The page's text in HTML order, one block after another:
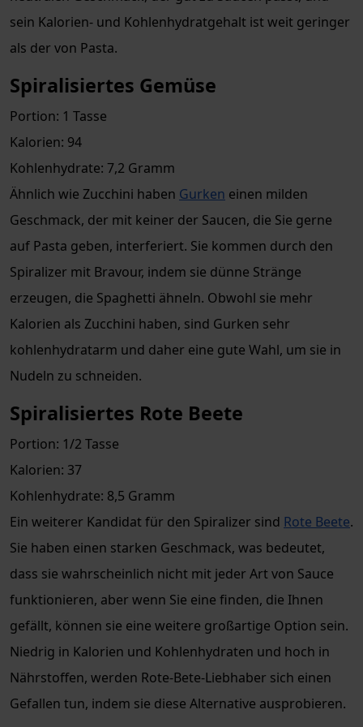
sein Kalorien- und Kohlenhydratgehalt ist weit geringer
als der von Pasta.
Spiralisiertes Gemüse
Portion: 1 Tasse
Kalorien: 94
Kohlenhydrate: 7,2 Gramm
Ähnlich wie Zucchini haben Gurken einen milden
Geschmack, der mit keiner der Saucen, die Sie gerne
auf Pasta geben, interferiert. Sie kommen durch den
Spiralizer mit Bravour, indem sie dünne Stränge
erzeugen, die Spaghetti ähneln. Obwohl sie mehr
Kalorien als Zucchini haben, sind Gurken sehr
kohlenhydratarm und daher eine gute Wahl, um sie in
Nudeln zu schneiden.
Spiralisiertes Rote Beete
Portion: 1/2 Tasse
Kalorien: 37
Kohlenhydrate: 8,5 Gramm
Ein weiterer Kandidat für den Spiralizer sind Rote Beete.
Sie haben einen starken Geschmack, was bedeutet,
dass sie wahrscheinlich nicht mit jeder Art von Sauce
funktionieren, aber wenn Sie eine finden, die Ihnen
gefällt, können sie eine weitere großartige Option sein.
Niedrig in Kalorien und Kohlenhydraten und hoch in
Nährstoffen, werden Rote-Bete-Liebhaber sich einen
Gefallen tun, indem sie diese Alternative ausprobieren.